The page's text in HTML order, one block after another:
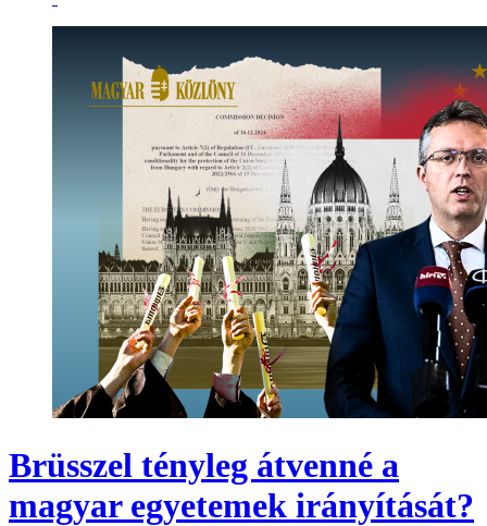
Brüsszel tényleg átvenné a
magyar egyetemek irányítását?